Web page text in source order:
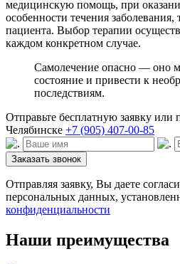
медицинскую помощь, при
особенности течения заболевания,
пациента. Выбор терапии
каждом конкретном случае.
Самолечение опасно — оно
состояние и привести к
последствиям.
Отправьте бесплатную заявку или
Челябинске +7 (905) 407-00-85
Заказать звонок
Отправляя заявку, Вы даете
персональных данных,
конфиденциальности
Наши преимущества